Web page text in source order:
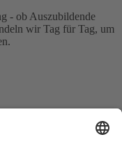
- ob Auszubildende
wir Tag für Tag, um